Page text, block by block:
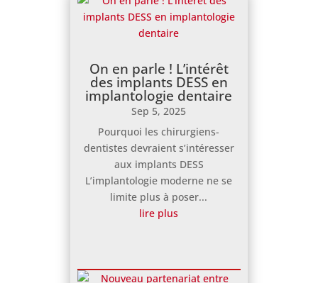
On en parle ! L’intérêt
des implants DESS en
implantologie dentaire
Sep 5, 2025
Pourquoi les chirurgiens-
dentistes devraient s’intéresser
aux implants DESS
L’implantologie moderne ne se
limite plus à poser...
lire plus